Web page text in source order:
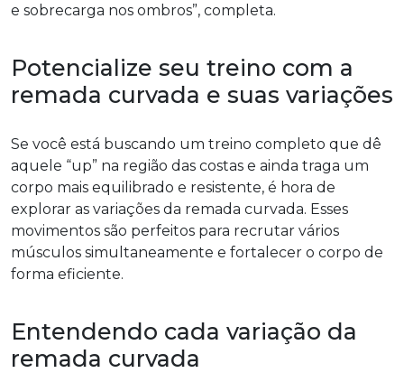
e sobrecarga nos ombros”, completa.
Potencialize seu treino com a
remada curvada e suas variações
Se você está buscando um treino completo que dê
aquele “up” na região das costas e ainda traga um
corpo mais equilibrado e resistente, é hora de
explorar as variações da remada curvada. Esses
movimentos são perfeitos para recrutar vários
músculos simultaneamente e fortalecer o corpo de
forma eficiente.
Entendendo cada variação da
remada curvada